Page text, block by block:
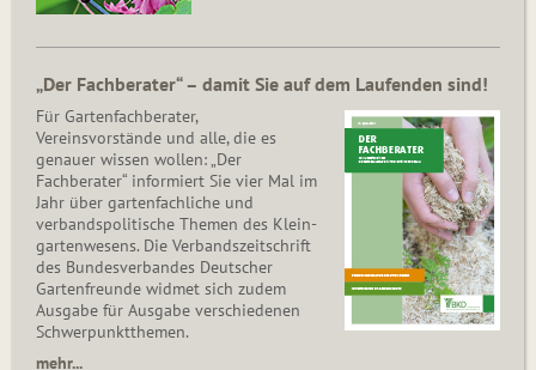
„Der Fachberater“ – damit Sie auf dem Laufenden sind!
Für Gartenfachberater,
Vereinsvorstände und alle, die es
genauer wissen wollen: „Der
Fachberater“ informiert Sie vier Mal im
Jahr über gartenfachliche und
verbandspolitische Themen des Klein­
gar­ten­wesens. Die Ver­bands­zeit­schrift
des Bun­des­ver­ban­des Deutscher
Gartenfreunde widmet sich zudem
Ausgabe für Ausgabe verschiedenen
Schwer­punkt­the­men.
mehr...